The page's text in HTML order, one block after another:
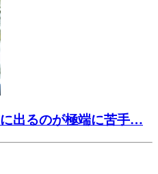
出るのが極端に苦手…